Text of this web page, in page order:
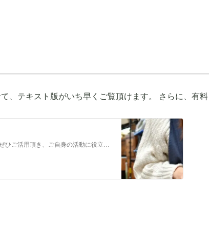
、テキスト版がいち早くご覧頂けます。 さらに、有
メンバーだけの特典をご用意しております。 ぜひご活用頂き、ご自身の活動に役立てて下さい。 ⇒メンバーについて詳しく見てみる メンバーになる （） ①有料コンテンツが見放題！ ジュエリー制作に関する情報やビジネス情報やブランディングに関する情